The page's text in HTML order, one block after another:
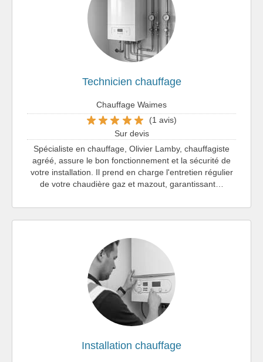
Technicien chauffage
Chauffage Waimes
(1 avis)
Sur devis
Spécialiste en chauffage, Olivier Lamby, chauffagiste
agréé, assure le bon fonctionnement et la sécurité de
votre installation. Il prend en charge l'entretien régulier
de votre chaudière gaz et mazout, garantissant…
Installation chauffage